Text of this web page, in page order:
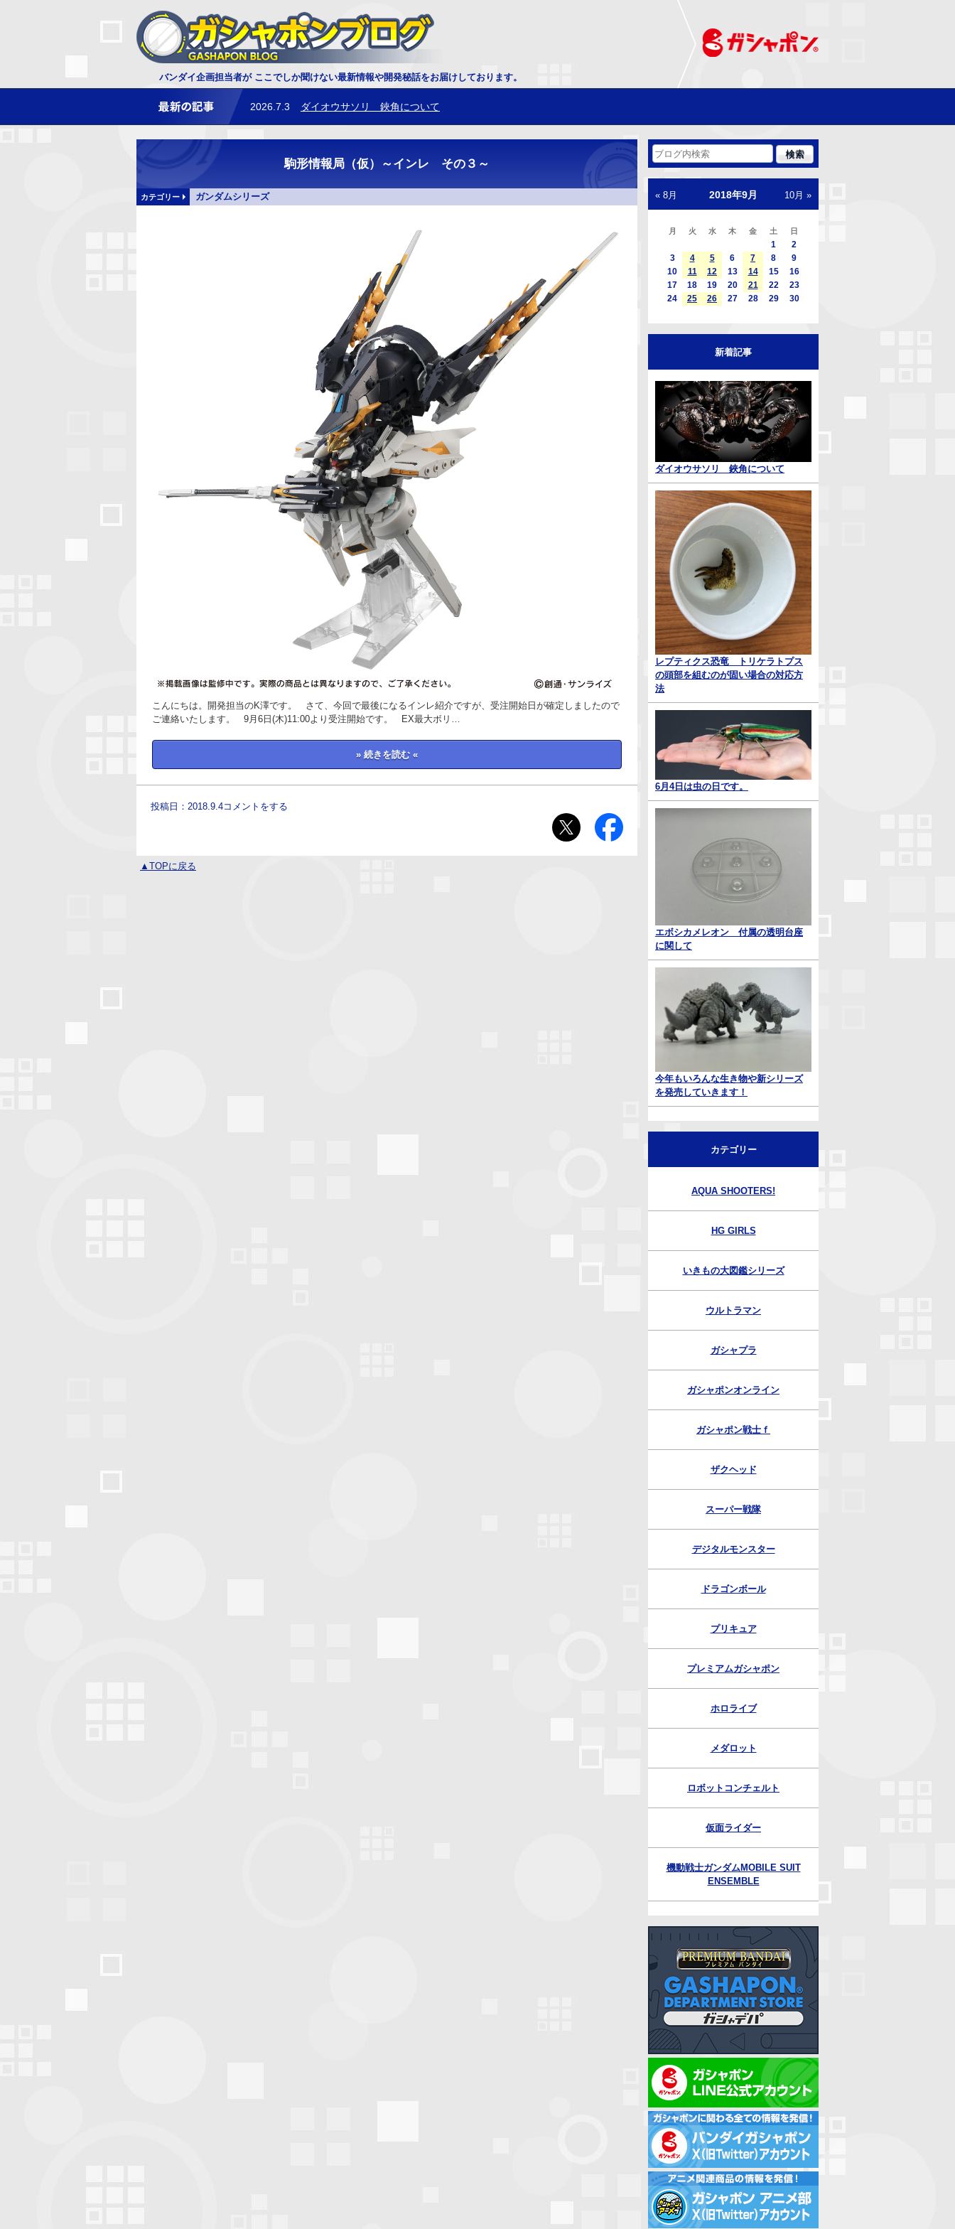
バンダイ企画担当者が ここでしか聞けない最新情報や開発秘話をお届けしております。
2026.7.3 ダイオウサソリ 鋏角について
2026.6.25 レプティクス恐竜 トリケラトプスの頭部を組むのが固い場合の対応方法
2018年9月
月 火 水 木 金 土 日
1
2
3
4 5 6 7 8
9
10
11 12 13 14 15
16
17
18 19 20 21 22
23
24
25 26 27 28 29 30
« 8月 10月 »
新着記事
ダイオウサソリ 鋏角について
レプティクス恐竜 トリケラトプス
の頭部を組むのが固い場合の対応方
法
6月4日は虫の日です。
エボシカメレオン 付属の透明台座
に関して
今年もいろんな生き物や新シリーズ
を発売していきます！
カテゴリー
AQUA SHOOTERS!
HG GIRLS
いきもの大図鑑シリーズ
ウルトラマン
ガシャプラ
ガシャポンオンライン
ガシャポン戦士ｆ
ザクヘッド
スーパー戦隊
デジタルモンスター
ドラゴンボール
プリキュア
プレミアムガシャポン
ホロライブ
メダロット
ロボットコンチェルト
仮面ライダー
機動戦士ガンダムMOBILE SUIT
ENSEMBLE
駒形情報局（仮）～インレ その３～
カテゴリー ガンダムシリーズ
こんにちは。開発担当のK澤です。 さて、今回で最後になるインレ紹介ですが、受注開始日が確定しましたので
ご連絡いたします。 9月6日(木)11:00より受注開始です。 EX最大ボリ…
» 続きを読む «
投稿日：2018.9.4コメントをする
▲TOPに戻る